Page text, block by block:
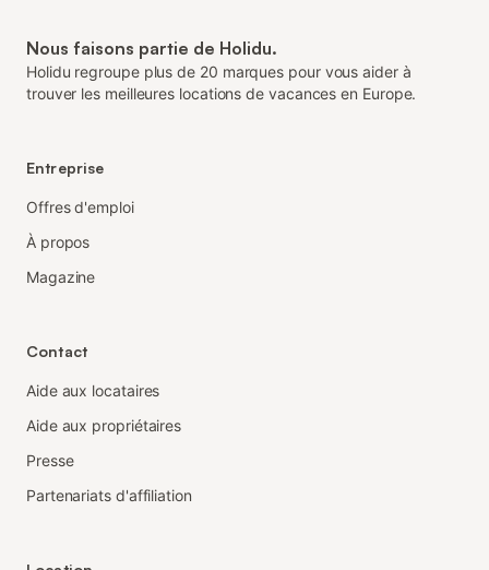
Nous faisons partie de Holidu.
Holidu regroupe plus de 20 marques pour vous aider à
trouver les meilleures locations de vacances en Europe.
Entreprise
Offres d'emploi
À propos
Magazine
Contact
Aide aux locataires
Aide aux propriétaires
Presse
Partenariats d'affiliation